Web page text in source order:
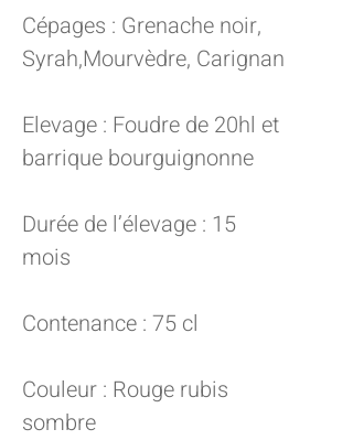
Cépages : Grenache noir,
Syrah,Mourvèdre, Carignan
Elevage : Foudre de 20hl et
barrique bourguignonne
Durée de l’élevage : 15
mois
Contenance : 75 cl
Couleur : Rouge rubis
sombre